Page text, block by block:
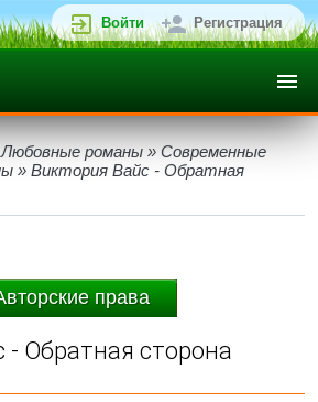
Войти Регистрация
Любовные романы » Современные
» Виктория Вайс - Обратная
права
- Обратная сторона